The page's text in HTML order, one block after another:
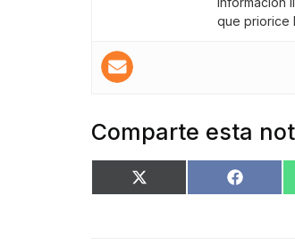
que priorice
Comparte esta